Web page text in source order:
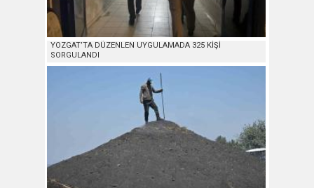
YOZGAT’TA DÜZENLEN UYGULAMADA 325 KİŞİ
SORGULANDI